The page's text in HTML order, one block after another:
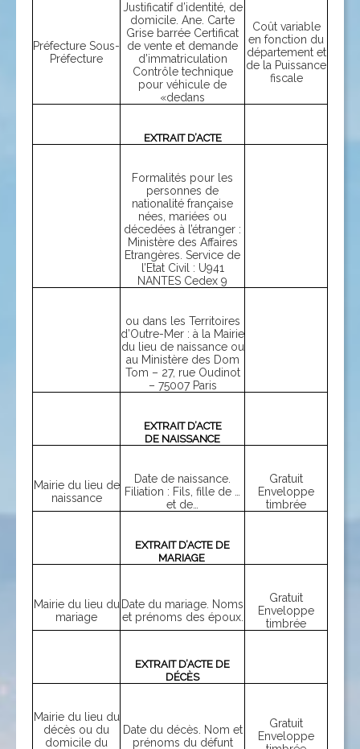
Préfecture Sous-
Préfecture
Justificatif d’identité, de
domicile. Ane. Carte
Grise barrée Certificat
de vente et demande
d’immatriculation
Contrôle technique
pour véhicule de
«dedans
Coût variable
en fonction du
département et
de la Puissance
fiscale
EXTRAIT D’ACTE
Formalités pour les
personnes de
nationalité française
nées, mariées ou
décedées à l’étranger :
Ministère des Affaires
Etrangères. Service de
l’Etat Civil : U941
NANTES Cedex 9
ou dans les Territoires
d’Outre-Mer : à la Mairie
du lieu de naissance ou
au Ministère des Dom
Tom – 27, rue Oudinot
– 75007 Paris
EXTRAIT D’ACTE
DE NAISSANCE
Mairie du lieu de
naissance
Date de naissance.
Filiation : Fils, fille de …
et de…
Gratuit
Enveloppe
timbrée
EXTRAIT D’ACTE DE
MARIAGE
Mairie du lieu du
mariage
Date du mariage. Noms
et prénoms des époux.
Gratuit
Enveloppe
timbrée
EXTRAIT D’ACTE DE
DÉCÈS
Mairie du lieu du
décès ou du
domicile du
Date du décès. Nom et
prénoms du défunt
Gratuit
Enveloppe